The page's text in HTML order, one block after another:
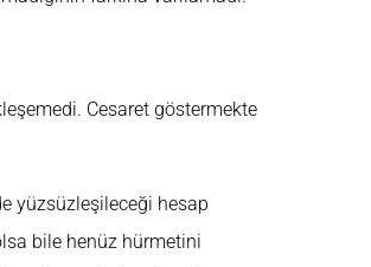
Cesaret göstermekte
yüzsüzleşileceği hesap
bile henüz hürmetini